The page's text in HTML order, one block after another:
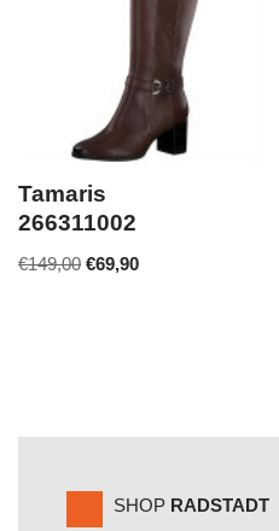
Tamaris
266311002
€149,00 €69,90
SHOP RADSTADT